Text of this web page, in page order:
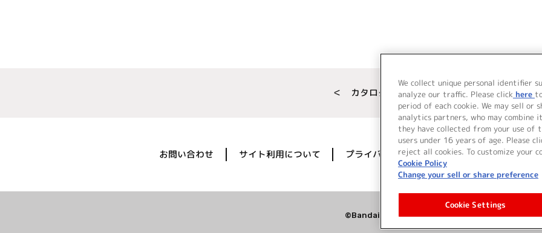
＜ カタログサイト トップページへ
お問い合わせ サイト利用について プライバシーポリシー 著作権／肖像権に
©Bandai Namco Music Live Inc.
We collect unique personal identifier
analyze our traffic. Please click here
period of each cookie. We may sell
analytics partners, who may
they have collected from your use of
users under 16 years of age. Please
reject all cookies. To customize your
Cookie Policy
Change your sell or share preference
Cookie Settings